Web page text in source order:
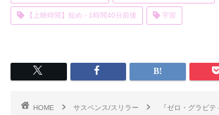
【上映時間】短め - 1時間40分前後 宇宙
HOME サスペンス/スリラー 『ゼロ・グラビ